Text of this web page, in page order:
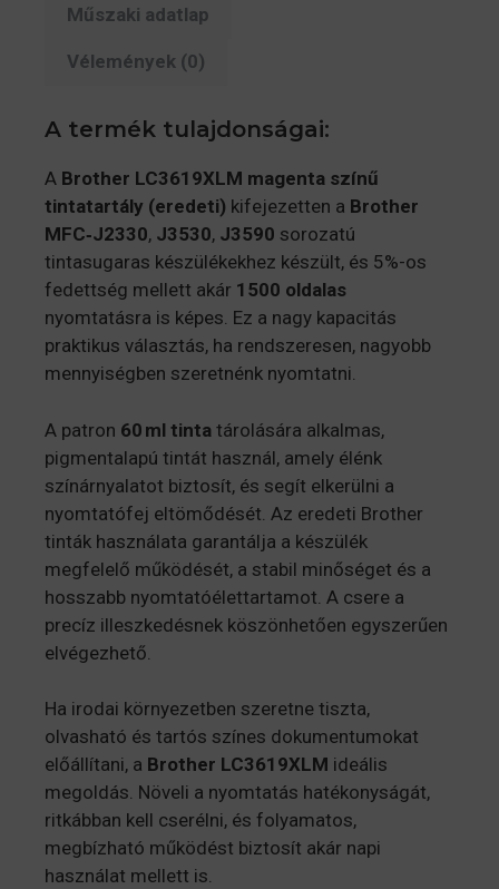
Műszaki adatlap
Vélemények (0)
A termék tulajdonságai:
A Brother LC3619XLM magenta színű
tintatartály (eredeti) kifejezetten a Brother
MFC‑J2330, J3530, J3590 sorozatú
tintasugaras készülékekhez készült, és 5%-os
fedettség mellett akár 1500 oldalas
nyomtatásra is képes. Ez a nagy kapacitás
praktikus választás, ha rendszeresen, nagyobb
mennyiségben szeretnénk nyomtatni.
A patron 60 ml tinta tárolására alkalmas,
pigmentalapú tintát használ, amely élénk
színárnyalatot biztosít, és segít elkerülni a
nyomtatófej eltömődését. Az eredeti Brother
tinták használata garantálja a készülék
megfelelő működését, a stabil minőséget és a
hosszabb nyomtatóélettartamot . A csere a
precíz illeszkedésnek köszönhetően egyszerűen
elvégezhető.
Ha irodai környezetben szeretne tiszta,
olvasható és tartós színes dokumentumokat
előállítani, a Brother LC3619XLM ideális
megoldás. Növeli a nyomtatás hatékonyságát,
ritkábban kell cserélni, és folyamatos,
megbízható működést biztosít akár napi
használat mellett is.